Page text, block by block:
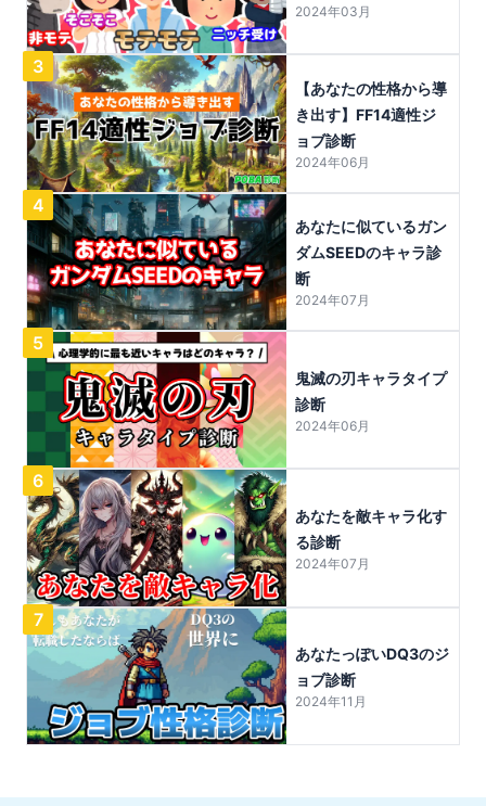
2024年03月
3
【あなたの性格から導
き出す】FF14適性ジ
ョブ診断
2024年06月
4
あなたに似ているガン
ダムSEEDのキャラ診
断
2024年07月
5
鬼滅の刃キャラタイプ
診断
2024年06月
6
あなたを敵キャラ化す
る診断
2024年07月
7
あなたっぽいDQ3のジ
ョブ診断
2024年11月